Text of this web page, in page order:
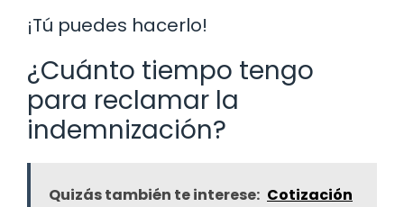
¡Tú puedes hacerlo!
¿Cuánto tiempo tengo
para reclamar la
indemnización?
Quizás también te interese: Cotización